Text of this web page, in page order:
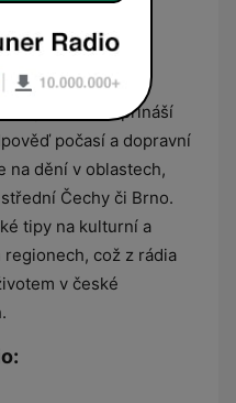
v soukromí.
plní také roli
s výrazným
pravidelně přináší
počasí a dopravní
na dění v oblastech,
Čechy či Brno.
tipy na kulturní a
což z rádia
v české